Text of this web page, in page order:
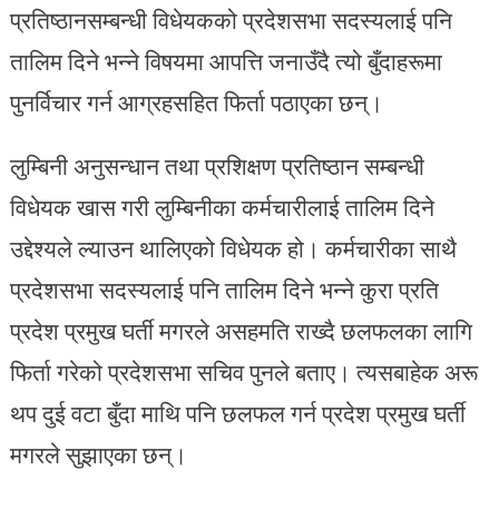
प्रतिष्ठानसम्बन्धी विधेयकको प्रदेशसभा सदस्यलाई पनि
तालिम दिने भन्ने विषयमा आपत्ति जनाउँदै त्यो बुँदाहरूमा
पुनर्विचार गर्न आग्रहसहित फिर्ता पठाएका छन्।
लुम्बिनी अनुसन्धान तथा प्रशिक्षण प्रतिष्ठान सम्बन्धी
विधेयक खास गरी लुम्बिनीका कर्मचारीलाई तालिम दिने
उद्देश्यले ल्याउन थालिएको विधेयक हो। कर्मचारीका साथै
प्रदेशसभा सदस्यलाई पनि तालिम दिने भन्ने कुरा प्रति
प्रदेश प्रमुख घर्ती मगरले असहमति राख्दै छलफलका लागि
फिर्ता गरेको प्रदेशसभा सचिव पुनले बताए। त्यसबाहेक अरू
थप दुई वटा बुँदा माथि पनि छलफल गर्न प्रदेश प्रमुख घर्ती
मगरले सुझाएका छन्।